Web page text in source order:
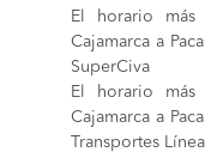
El horario más
Cajamarca a
SuperCiva
El horario más
Cajamarca a
Transportes